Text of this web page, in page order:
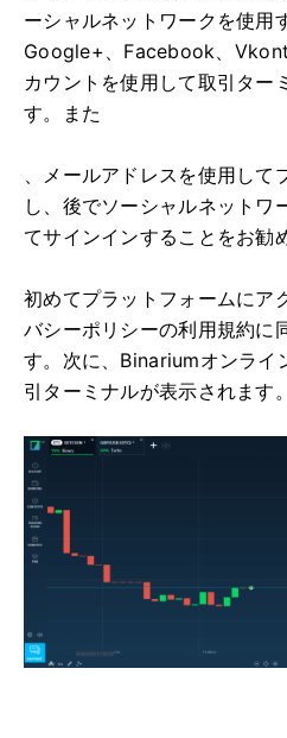
ーシャルネットワークを使用
Google+、Facebook、
カウントを使用して取引ター
す。また
、メールアドレスを使用して
し、後でソーシャルネットワ
てサインインすることをお勧
初めてプラットフォームにア
バシーポリシーの利用規約に
す。次に、Binariumオンライ
引ターミナルが表示されます。